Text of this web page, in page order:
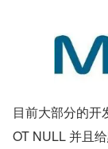
目前大部分的开
OT NULL 并且